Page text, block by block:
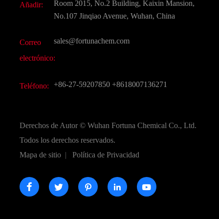
Sabores y fragancias
CAS químico
Todos los productos químicos finos
Preguntas frecuentes (FAQ)
Añadir:
Room 2015, No.2 Building, Kaixin Mansion,
No.107 Jinqiao Avenue, Wuhan, China
Correo
electrónico:
sales@fortunachem.com
Teléfono: +86-27-59207850 +8618007136271
Derechos de Autor © Wuhan Fortuna Chemical Co., Ltd.
Todos los derechos reservados.
Mapa de sitio | Política de Privacidad
    